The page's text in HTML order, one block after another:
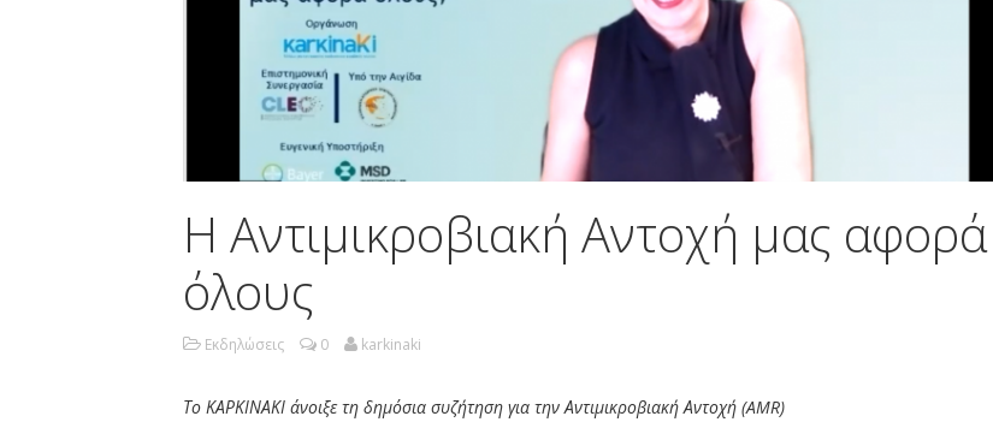
Η Αντιμικροβιακή Αντοχή μας αφορά
όλους
Εκδηλώσεις 0 karkinaki
Το ΚΑΡΚΙΝΑΚΙ άνοιξε τη δημόσια συζήτηση για την Αντιμικροβιακή Αντοχή (AMR)